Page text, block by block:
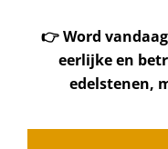
👉Word
eerlijke en
edelstenen,